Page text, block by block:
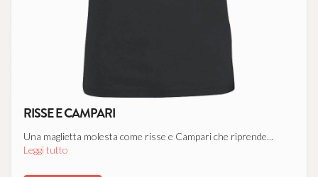
RISSE E CAMPARI
Una maglietta molesta come risse e Campari che riprende...
Leggi tutto